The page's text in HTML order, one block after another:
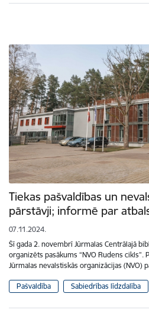
Tiekas pašvaldības un
pārstāvji; informē par
07.11.2024.
Šī gada 2. novembrī Jūrmalas Centrālajā
organizēts pasākums “NVO Rudens
Jūrmalas nevalstiskās organizācijas (NVO)
Pašvaldība Sabiedrības līdzdalība